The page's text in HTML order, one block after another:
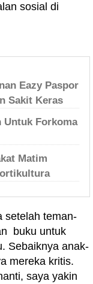
sosial di
Eazy Paspor
Sakit Keras
Untuk Forkoma
Matim
setelah teman-
buku untuk
Sebaiknya anak-
mereka kritis.
saya yakin